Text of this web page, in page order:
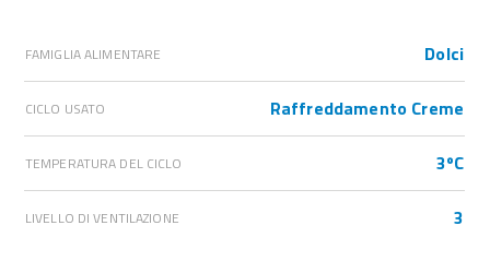
FAMIGLIA ALIMENTARE Dolci
CICLO USATO Raffreddamento Creme
TEMPERATURA DEL CICLO 3ºC
LIVELLO DI VENTILAZIONE 3